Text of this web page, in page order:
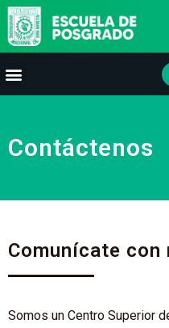
Contáctenos
Comunícate
Somos un Centro Superior